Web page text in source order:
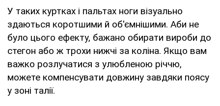
У таких куртках і пальтах ноги візуально
здаються коротшими й об'ємнішими. Аби не
було цього ефекту, бажано обирати вироби до
стегон або ж трохи нижчі за коліна. Якщо вам
важко розлучатися з улюбленою річчю,
можете компенсувати довжину завдяки поясу
у зоні талії.